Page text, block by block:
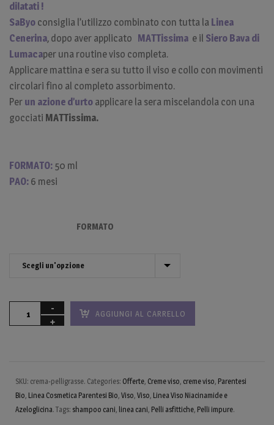
dilatati !
SaByo consiglia l’utilizzo combinato con tutta la Linea
Cenerina, dopo aver applicato MATTissima e il Siero Bava di
Lumacaper una routine viso completa.
Applicare mattina e sera su tutto il viso e collo con movimenti
circolari fino al completo assorbimento.
Per un azione d’urto applicare la sera miscelandola con una
gocciati MATTissima.
FORMATO: 50 ml
PAO: 6 mesi
FORMATO
AGGIUNGI AL CARRELLO
SKU: crema-pelligrasse. Categories: Offerte, Creme viso, creme viso, Parentesi
Bio, Linea Cosmetica Parentesi Bio, Viso, Viso, Linea Viso Niacinamide e
Azeloglicina. Tags: shampoo cani, linea cani, Pelli asfittiche, Pelli impure.